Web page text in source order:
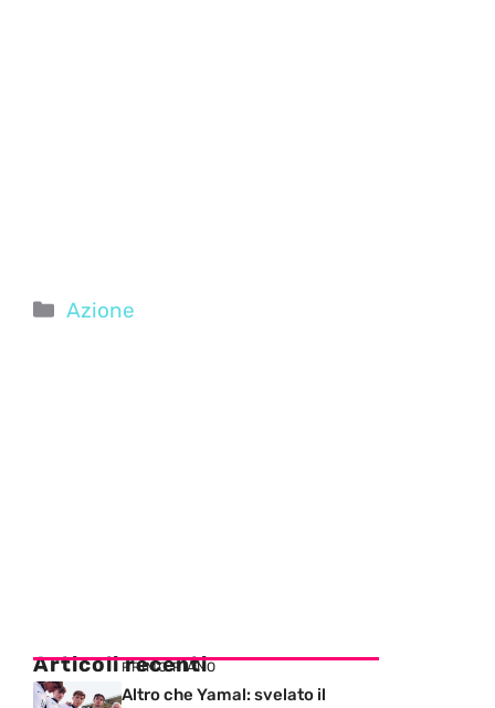
Categorie
Azione
Articoli recenti
PRIMO PIANO
Altro che Yamal: svelato il